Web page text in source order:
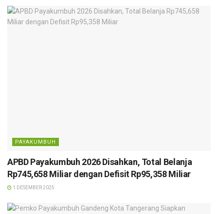
PAYAKUMBUH
APBD Payakumbuh 2026 Disahkan, Total Belanja
Rp745,658 Miliar dengan Defisit Rp95,358 Miliar
1 DESEMBER 2025